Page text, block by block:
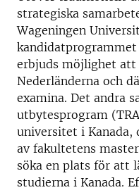
strategiska
Wageningen
kandidatprogrammet
erbjuds möjlighet
Nederländerna och
examina. Det andra
utbytesprogram
universitet i
av fakultetens
söka en plats för att
studierna i Kanada.